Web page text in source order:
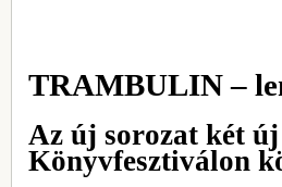
TRAMBULIN –
Az új sorozat két
Könyvfesztiválon